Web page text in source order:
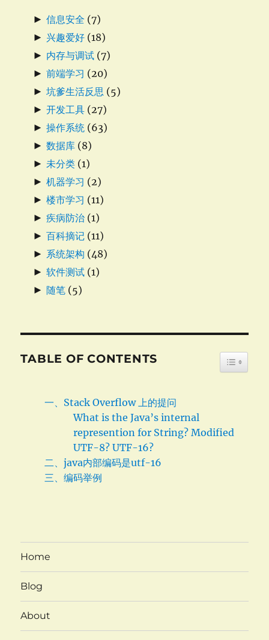
► 信息安全 (7)
► 兴趣爱好 (18)
► 内存与调试 (7)
► 前端学习 (20)
► 坑爹生活反思 (5)
► 开发工具 (27)
► 操作系统 (63)
► 数据库 (8)
► 未分类 (1)
► 机器学习 (2)
► 楼市学习 (11)
► 疾病防治 (1)
► 百科摘记 (11)
► 系统架构 (48)
► 软件测试 (1)
► 随笔 (5)
TABLE OF CONTENTS
一、Stack Overflow 上的提问
What is the Java’s internal
represention for String? Modified
UTF-8? UTF-16?
二、java内部编码是utf-16
三、编码举例
Home
Blog
About